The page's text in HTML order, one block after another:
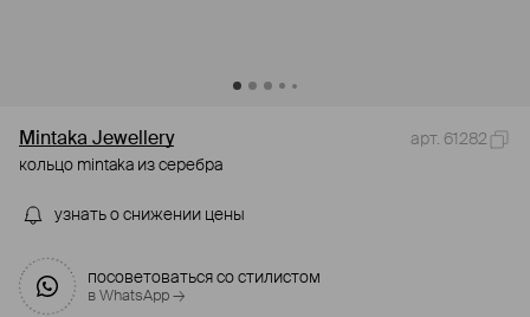
Mintaka Jewellery
арт. 61282
кольцо mintaka из серебра
узнать о снижении цены
посоветоваться со стилистом
в WhatsApp →